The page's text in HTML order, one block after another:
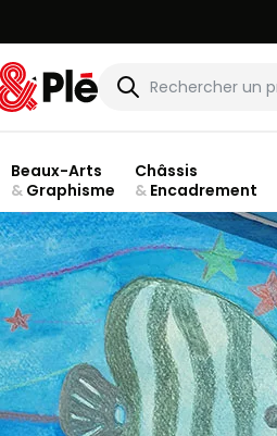
Beaux-Arts
&Graphisme
Châssis
&Encadrement